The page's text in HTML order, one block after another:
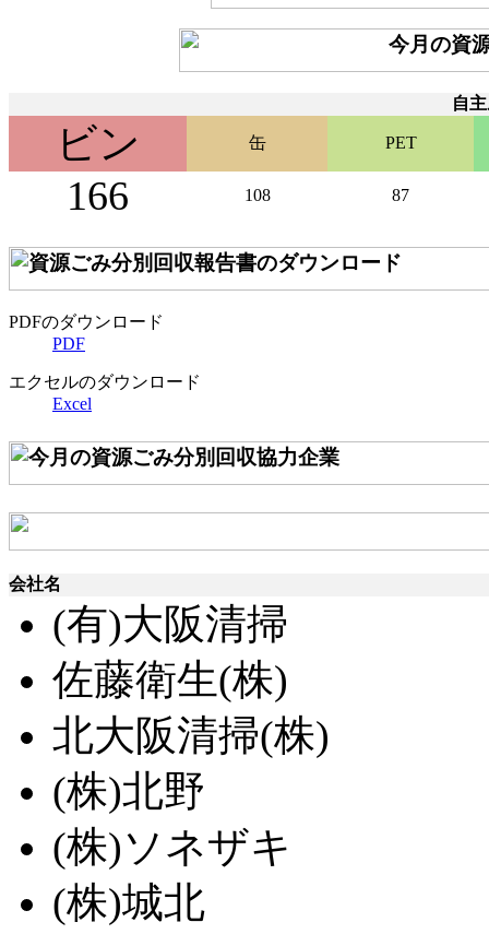
自
ビン 缶 PET
166 108 87
PDFのダウンロード
PDF
エクセルのダウンロード
Excel
会社名
(有)大阪清掃
佐藤衛生(株)
北大阪清掃(株)
(株)北野
(株)ソネザキ
(株)城北